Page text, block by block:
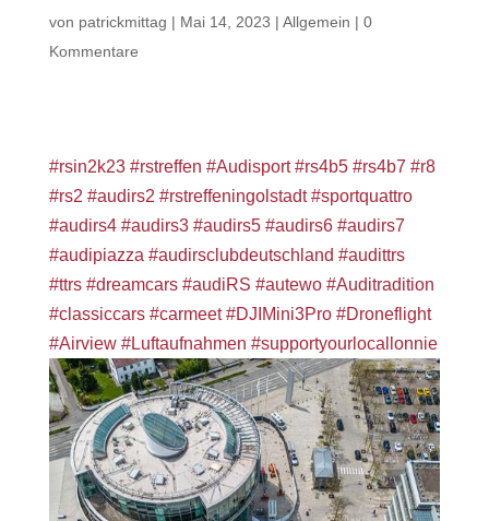
von patrickmittag | Mai 14, 2023 | Allgemein | 0
Kommentare
#rsin2k23 #rstreffen #Audisport #rs4b5 #rs4b7 #r8
#rs2 #audirs2 #rstreffeningolstadt #sportquattro
#audirs4 #audirs3 #audirs5 #audirs6 #audirs7
#audipiazza #audirsclubdeutschland #audittrs
#ttrs #dreamcars #audiRS #autewo #Auditradition
#classiccars #carmeet #DJIMini3Pro #Droneflight
#Airview #Luftaufnahmen #supportyourlocallonnie